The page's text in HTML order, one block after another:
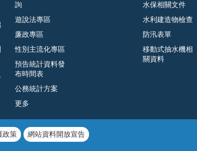
詢
遊說法專區
廉政專區
性別主流化專區
預告統計資料發
布時間表
公務統計方案
更多
水保相關文件
水利建造物檢查
防汛表單
移動式抽水機相
關資料
政策
網站資料開放宣告